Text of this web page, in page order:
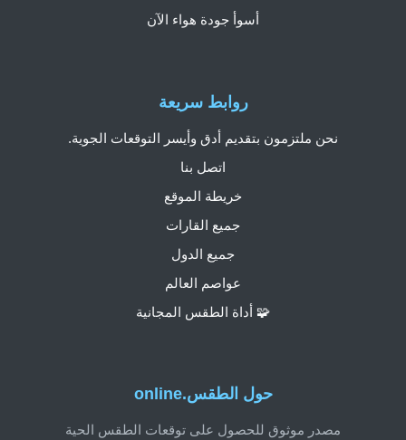
حول الطقس.online
مصدر موثوق للحصول على توقعات الطقس الحية
روابط سريعة
نحن ملتزمون بتقديم أدق وأيسر التوقعات الجوية.
اتصل بنا
خريطة الموقع
جميع القارات
جميع الدول
عواصم العالم
🧩 أداة الطقس المجانية
أسوأ جودة هواء الآن